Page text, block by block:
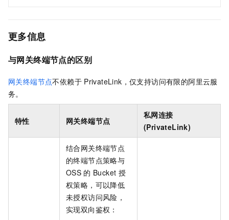
更多信息
与网关终端节点的区别
网关终端节点不依赖于 PrivateLink ，仅支持访问有限的阿里云服
务。
特性 网关终端节点
私网连接
(PrivateLink)
结合网关终端节点
的终端节点策略与
OSS 的 Bucket 授
权策略，可以降低
未授权访问风险，
实现双向鉴权：